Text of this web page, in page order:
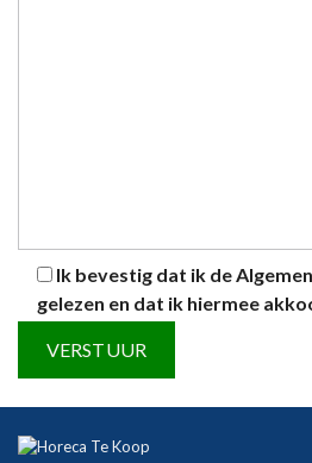
Ik bevestig dat ik de
gelezen en dat ik hiermee
l